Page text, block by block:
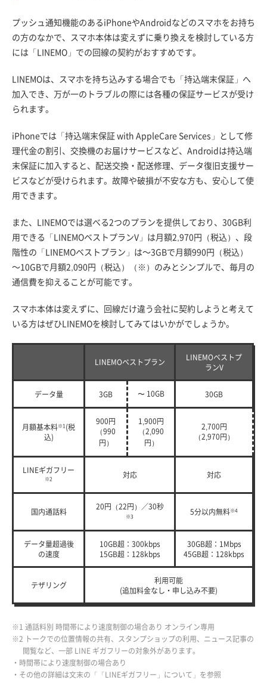
プッシュ通知機能のあるiPhoneやAndroidなどのスマホをお持ち
の方のなかで、スマホ本体は変えずに乗り換えを検討している方
には「LINEMO」での回線の契約がおすすめです。
LINEMOは、スマホを持ち込みする場合でも「持込端末保証」へ
加入でき、万が一のトラブルの際には各種の保証サービスが受け
られます。
iPhoneでは「持込端末保証 with AppleCare Services」として修
理代金の割引、交換機のお届けサービスなど、Androidは持込端
末保証に加入すると、配送交換・配送修理、データ復旧支援サー
ビスなどが受けられます。故障や破損が不安な方も、安心して使
用できます。
また、LINEMOでは選べる2つのプランを提供しており、30GB利
用できる「LINEMOベストプランV」は月額2,970円（税込）、段
階性の「LINEMOベストプラン」は～3GBで月額990円（税込）
～10GBで月額2,090円（税込）（※）のみとシンプルで、毎月の
通信費を抑えることが可能です。
スマホ本体は変えずに、回線だけ違う会社に契約しようと考えて
いる方はぜひLINEMOを検討してみてはいかがでしょうか。
LINEMOベストプラン
LINEMOベストプ
ランV
データ量 3GB 〜 10GB 30GB
月額基本料※1(税
込)
900円
（990
円）
1,900円
（2,090
円）
2,700円
（2,970円）
LINEギガフリー
※2 対応 対応
国内通話料
20円（22円）／30秒
※3 5分以内無料※4
データ量超過後
の速度
10GB超：300kbps
15GB超：128kbps
30GB超：1Mbps
45GB超：128kbps
テザリング
利用可能
(追加料金なし・申し込み不要)
※1 通話料別 時間帯により速度制御の場合あり オンライン専用
※2 トークでの位置情報の共有、スタンプショップの利用、ニュース記事の
閲覧など、一部 LINE ギガフリーの対象外があります。
・時間帯により速度制御の場合あり
・その他の詳細は文末の「「LINEギガフリー」について」を参照